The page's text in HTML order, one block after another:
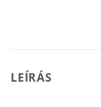
LEÍRÁS